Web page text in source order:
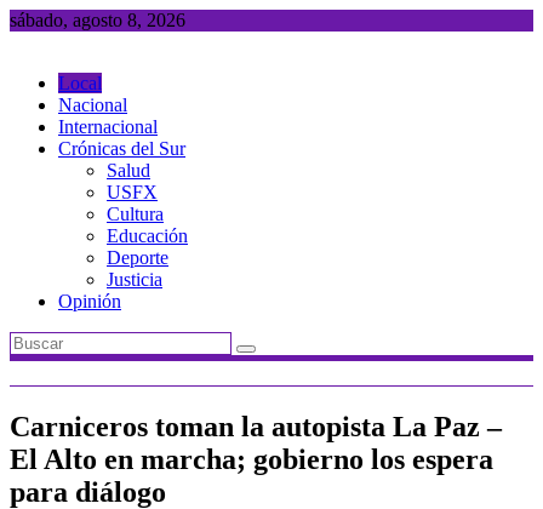
Saltar
sábado, agosto 8, 2026
Local
Nacional
Internacional
Crónicas del Sur
Salud
USFX
Cultura
Educación
Deporte
Justicia
Opinión
Carniceros toman la autopista La Paz –
El Alto en marcha; gobierno los espera
para diálogo